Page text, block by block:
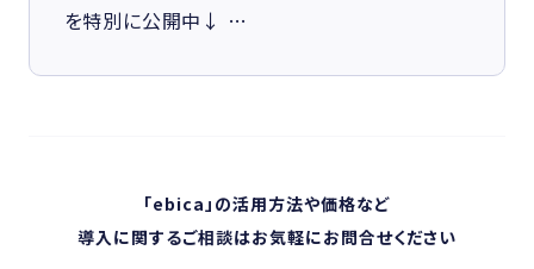
を特別に公開中↓ …
「ebica」の活用方法や価格など
導入に関するご相談はお気軽にお問合せください